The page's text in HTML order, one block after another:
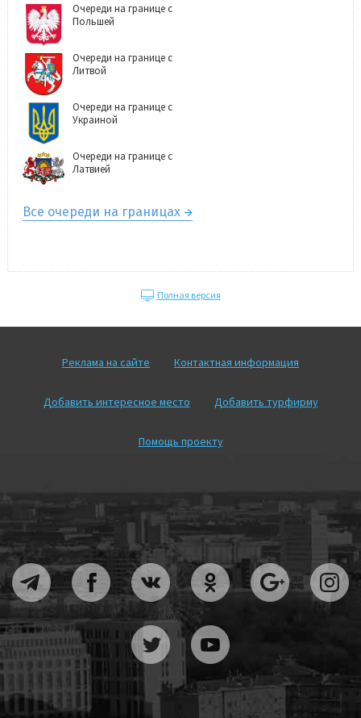
Очереди на границе с
Польшей
Очереди на границе с
Литвой
Очереди на границе с
Украиной
Очереди на границе с
Латвией
Все очереди на границах
Полная версия
Реклама на сайте Контактная информация
Добавить интересное место Добавить турфирму
Помощь проекту